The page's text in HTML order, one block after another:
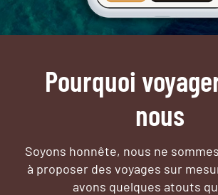
Pourquoi
nous
Soyons honnête, nous ne
à proposer des voyages sur
avons quelques atouts